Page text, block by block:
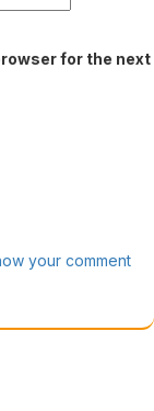
for the next
your comment